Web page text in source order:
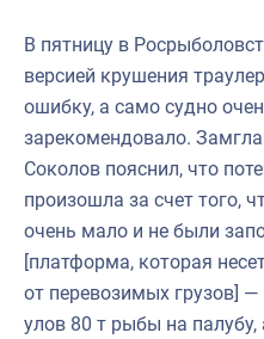
В пятницу в
версией крушения
ошибку, а само судно
зарекомендовало.
Соколов пояснил, что
произошла за счет того,
очень мало и не были
[платформа, которая
от перевозимых грузов]
улов 80 т рыбы на палубу,